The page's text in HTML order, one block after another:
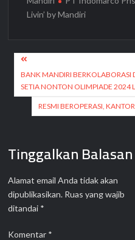
Livin’ by Mandiri
Navigasi
pos
BANK MANDIRI BERKOLABORASI
SETIA NONTON OLIMPIADE 2024
RESMI BEROPERASI,
Tinggalkan Balasan
Alamat email Anda tidak akan
dipublikasikan. Ruas yang wajib
ditandai *
Komentar *